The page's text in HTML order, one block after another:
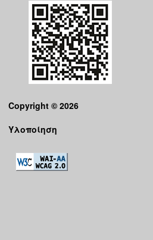
Copyright © 2026
Υλοποίηση